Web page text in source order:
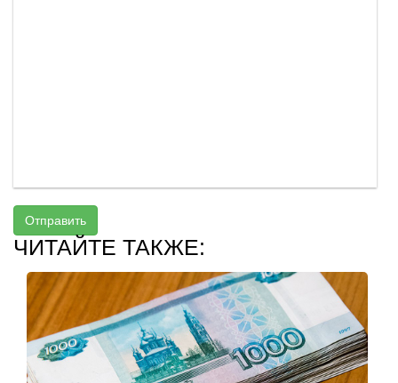
Отправить
ЧИТАЙТЕ ТАКЖЕ: